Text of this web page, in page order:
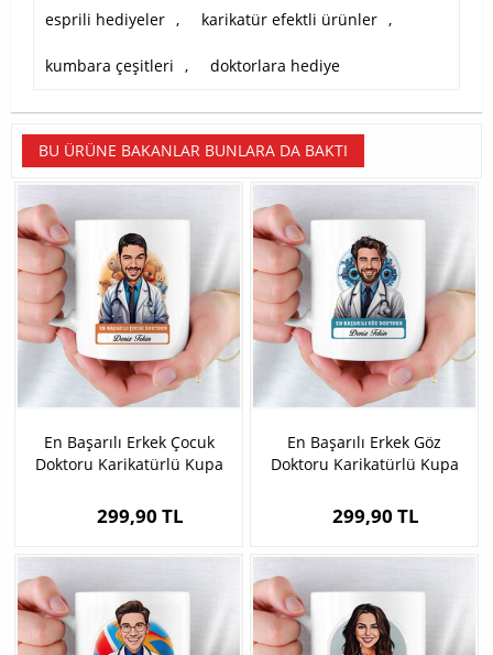
esprili hediyeler , karikatür efektli ürünler ,
kumbara çeşitleri , doktorlara hediye
BU ÜRÜNE BAKANLAR BUNLARA DA BAKTI
En Başarılı Erkek Çocuk
Doktoru Karikatürlü Kupa
299,90 TL
En Başarılı Erkek Göz
Doktoru Karikatürlü Kupa
299,90 TL